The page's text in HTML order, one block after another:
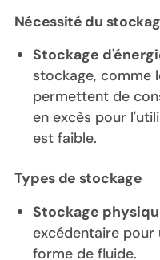
Nécessité du
Stockage
stockage, comme
permettent de
en excès pour
est faible.
Types de stockage
Stockage
excédentaire pour
forme de fluide.